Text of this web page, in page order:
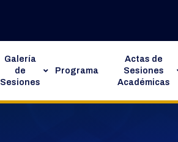
Galería
de
Sesiones
Programa
Actas de
Sesiones
Académicas